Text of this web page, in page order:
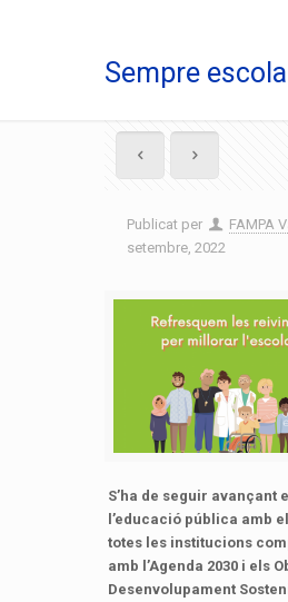
Sempre
Publicat per FAMPA
setembre, 2022
S’ha de seguir avançant
l’educació pública amb
totes les institucions
amb l’Agenda 2030 i els
Desenvolupament